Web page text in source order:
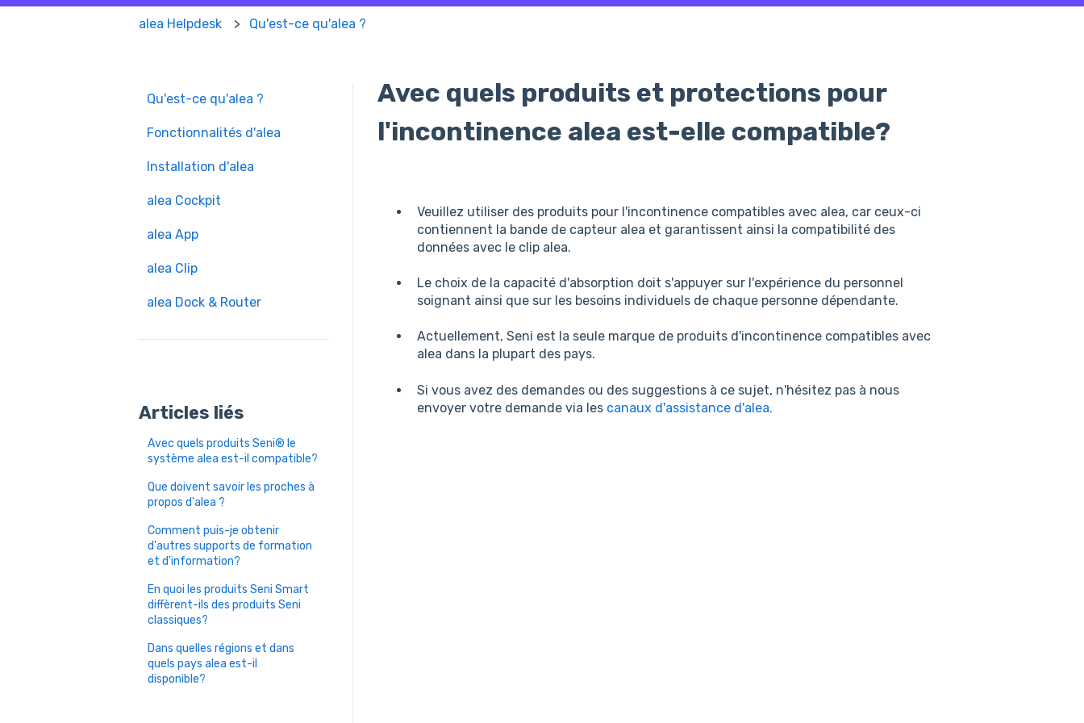
alea Helpdesk Qu'est-ce qu'alea ?
Avec quels produits et protections pour
l'incontinence alea est-elle compatible?
Veuillez utiliser des produits pour l'incontinence compatibles avec alea, car ceux-ci
contiennent la bande de capteur alea et garantissent ainsi la compatibilité des
données avec le clip alea.
Le choix de la capacité d'absorption doit s'appuyer sur l'expérience du personnel
soignant ainsi que sur les besoins individuels de chaque personne dépendante.
Actuellement, Seni est la seule marque de produits d'incontinence compatibles avec
alea dans la plupart des pays.
Si vous avez des demandes ou des suggestions à ce sujet, n'hésitez pas à nous
envoyer votre demande via les canaux d'assistance d'alea.
Qu'est-ce qu'alea ?
Fonctionnalités d'alea
Installation d'alea
alea Cockpit
alea App
alea Clip
alea Dock & Router
Articles liés
Avec quels produits Seni® le
système alea est-il compatible?
Que doivent savoir les proches à
propos d'alea ?
Comment puis-je obtenir
d'autres supports de formation
et d'information?
En quoi les produits Seni Smart
diffèrent-ils des produits Seni
classiques?
Dans quelles régions et dans
quels pays alea est-il
disponible?